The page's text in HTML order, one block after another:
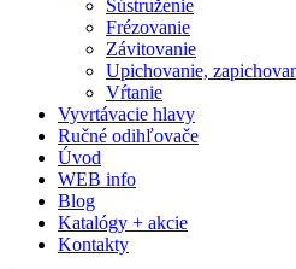
Sústruženie
Frézovanie
Závitovanie
Upichovanie,
Vŕtanie
Vyvrtávacie hlavy
Ručné odihľovače
Úvod
WEB info
Blog
Katalógy + akcie
Kontakty